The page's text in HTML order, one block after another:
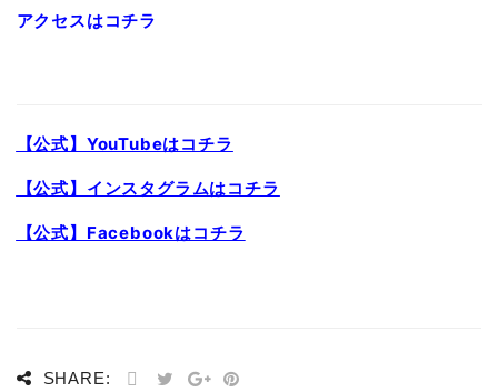
アクセスはコチラ
【公式】YouTubeはコチラ
【公式】インスタグラムはコチラ
【公式】Facebookはコチラ
SHARE: